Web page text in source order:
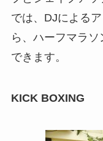
では、DJによる
ら、ハーフマラ
できます。
KICK BOXING